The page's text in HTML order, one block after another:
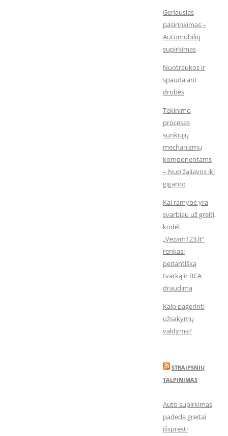
Geriausias
pasirinkimas –
Automobilių
supirkimas
Nuotraukos ir
spauda ant
drobės
Tekinimo
procesas
sunkiųjų
mechanizmų
komponentams
– Nuo žaliavos iki
giganto
Kai ramybė yra
svarbiau už greitį,
kodėl
„Vezam123.lt“
renkasi
pedantišką
tvarką ir BCA
draudimą
Kaip pagerinti
užsakymų
valdymą?
STRAIPSNIŲ
TALPINIMAS
Auto supirkimas
padeda greitai
išspręsti